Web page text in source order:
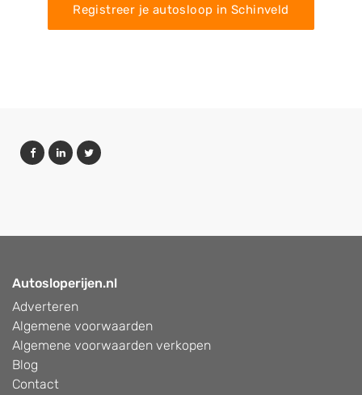
Registreer je autosloop in Schinveld
Autosloperijen.nl
Adverteren
Algemene voorwaarden
Algemene voorwaarden verkopen
Blog
Contact